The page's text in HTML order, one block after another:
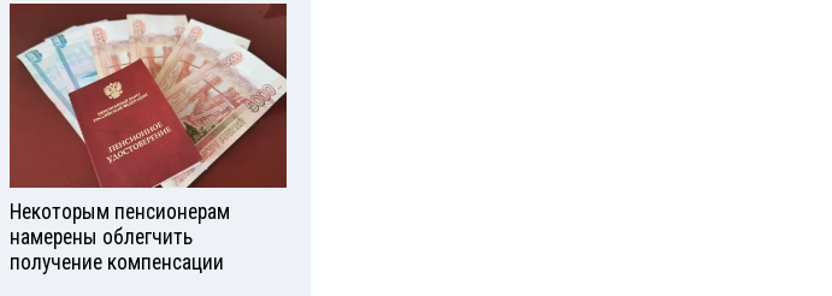
Некоторым пенсионерам
намерены облегчить
получение компенсации